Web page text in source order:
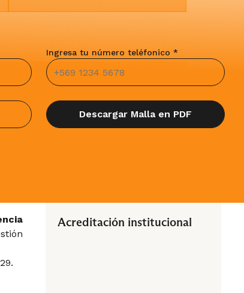
Ingresa tu número teléfonico *
Descargar Malla en PDF
Evaluación de la Literatura
Acreditación institucional